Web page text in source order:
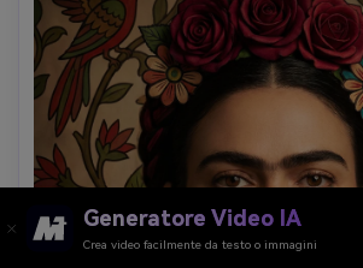
Generatore Video IA
Crea video facilmente da testo o immagini